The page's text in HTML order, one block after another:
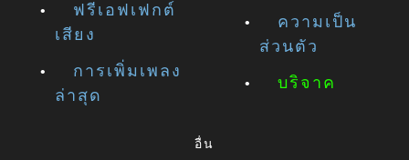
ฟรีเอฟเฟกต์
เสียง
การเพิ่มเพลง
ล่าสุด
ความเป็น
ส่วนตัว
บริจาค
อื่น